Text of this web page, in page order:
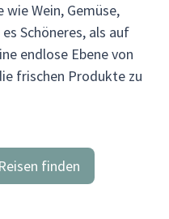
Wein, Gemüse,
Schöneres, als auf
endlose Ebene von
frischen Produkte zu
finden